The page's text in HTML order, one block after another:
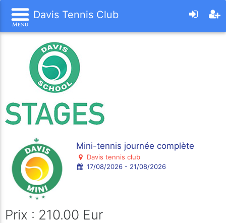
Davis Tennis Club
Mini-tennis journée complète
Davis tennis club
17/08/2026 - 21/08/2026
Prix : 210.00 Eur